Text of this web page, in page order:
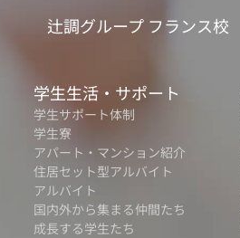
辻調グループ フランス校
学生生活・サポート
学生サポート体制
学生寮
アパート・マンション紹介
住居セット型アルバイト
アルバイト
国内外から集まる仲間たち
成長する学生たち